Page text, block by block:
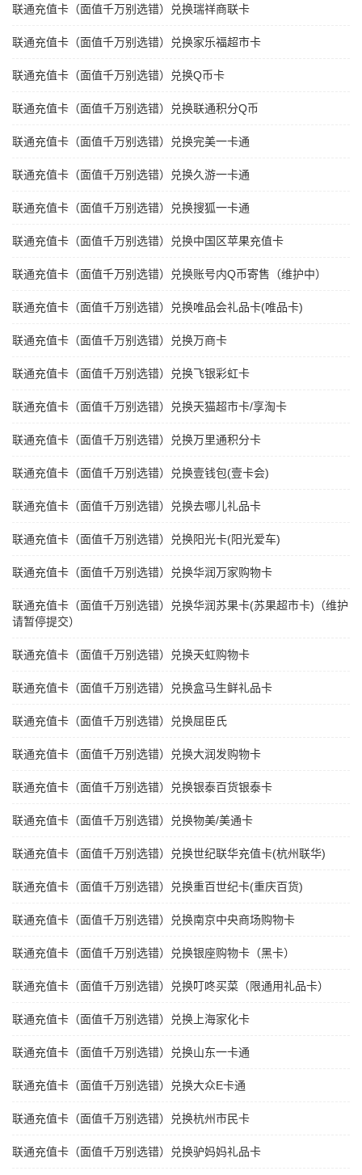
联通充值卡（面值千万别选错）兑换瑞祥商联卡
联通充值卡（面值千万别选错）兑换家乐福超市卡
联通充值卡（面值千万别选错）兑换Q币卡
联通充值卡（面值千万别选错）兑换联通积分Q币
联通充值卡（面值千万别选错）兑换完美一卡通
联通充值卡（面值千万别选错）兑换久游一卡通
联通充值卡（面值千万别选错）兑换搜狐一卡通
联通充值卡（面值千万别选错）兑换中国区苹果充值卡
联通充值卡（面值千万别选错）兑换账号内Q币寄售（维护中）
联通充值卡（面值千万别选错）兑换唯品会礼品卡(唯品卡)
联通充值卡（面值千万别选错）兑换万商卡
联通充值卡（面值千万别选错）兑换飞银彩虹卡
联通充值卡（面值千万别选错）兑换天猫超市卡/享淘卡
联通充值卡（面值千万别选错）兑换万里通积分卡
联通充值卡（面值千万别选错）兑换壹钱包(壹卡会)
联通充值卡（面值千万别选错）兑换去哪儿礼品卡
联通充值卡（面值千万别选错）兑换阳光卡(阳光爱车)
联通充值卡（面值千万别选错）兑换华润万家购物卡
联通充值卡（面值千万别选错）兑换华润苏果卡(苏果超市卡)（维护
请暂停提交）
联通充值卡（面值千万别选错）兑换天虹购物卡
联通充值卡（面值千万别选错）兑换盒马生鲜礼品卡
联通充值卡（面值千万别选错）兑换屈臣氏
联通充值卡（面值千万别选错）兑换大润发购物卡
联通充值卡（面值千万别选错）兑换银泰百货银泰卡
联通充值卡（面值千万别选错）兑换物美/美通卡
联通充值卡（面值千万别选错）兑换世纪联华充值卡(杭州联华)
联通充值卡（面值千万别选错）兑换重百世纪卡(重庆百货)
联通充值卡（面值千万别选错）兑换南京中央商场购物卡
联通充值卡（面值千万别选错）兑换银座购物卡（黑卡）
联通充值卡（面值千万别选错）兑换叮咚买菜（限通用礼品卡）
联通充值卡（面值千万别选错）兑换上海家化卡
联通充值卡（面值千万别选错）兑换山东一卡通
联通充值卡（面值千万别选错）兑换大众E卡通
联通充值卡（面值千万别选错）兑换杭州市民卡
联通充值卡（面值千万别选错）兑换驴妈妈礼品卡